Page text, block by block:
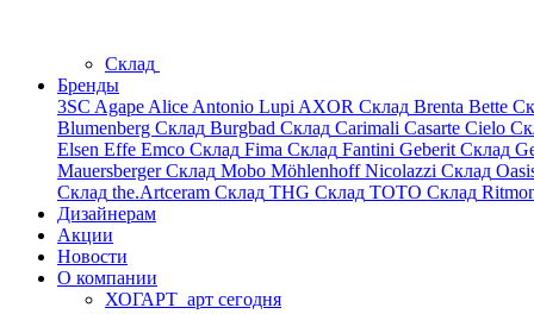
Склад
Бренды
3SC Agape Alice Antonio Lupi AXOR Склад Brenta Bette
Blumenberg Склад Burgbad Склад Carimali Casarte Cielo
Elsen Effe Emco Склад Fima Склад Fantini Geberit Склад
MauersbergerСклад Mobo MöhlenhoffNicolazzi Склад
Склад the.Artceram Склад THG Склад TOTO Склад
Дизайнерам
Акции
Новости
О компании
ХОГАРТ_арт сегодня